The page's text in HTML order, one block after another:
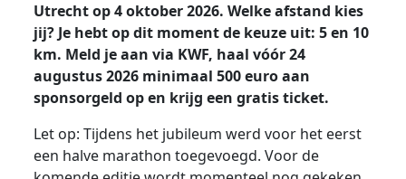
Utrecht op 4 oktober 2026. Welke afstand kies
jij? Je hebt op dit moment de keuze uit: 5 en 10
km. Meld je aan via KWF, haal vóór 24
augustus 2026 minimaal 500 euro aan
sponsorgeld op en krijg een gratis ticket.
Let op: Tijdens het jubileum werd voor het eerst
een halve marathon toegevoegd. Voor de